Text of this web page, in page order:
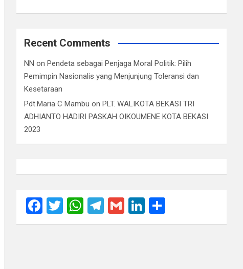
Recent Comments
NN onPendeta sebagai Penjaga Moral Politik: Pilih
Pemimpin Nasionalis yang Menjunjung Toleransi dan
Kesetaraan
Pdt.Maria C Mambu onPLT. WALIKOTA BEKASI TRI
ADHIANTO HADIRI PASKAH OIKOUMENE KOTA BEKASI
2023
F
a
T
wi
W
h
T
el
G
m
Li
n
h